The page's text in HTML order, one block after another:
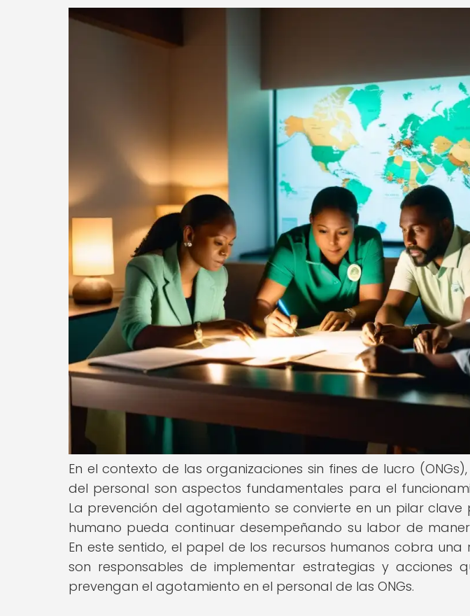
En el contexto de las organizaciones sin fines de lucro
del personal son aspectos fundamentales para el
La prevención del agotamiento se convierte en un pilar
humano pueda continuar desempeñando su labor de
En este sentido, el papel de los recursos humanos cobra
son responsables de implementar estrategias y acciones
prevengan el agotamiento en el personal de las ONGs.